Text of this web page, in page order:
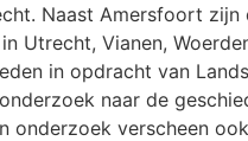
Naast Amersfoort zijn
Utrecht, Vianen,
in opdracht van
naar de
onderzoek verscheen ook